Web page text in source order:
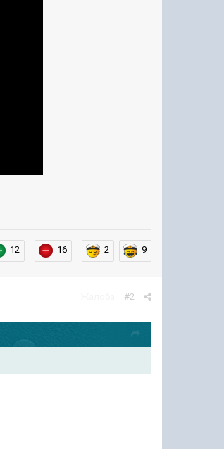
12 16 2 9
#2